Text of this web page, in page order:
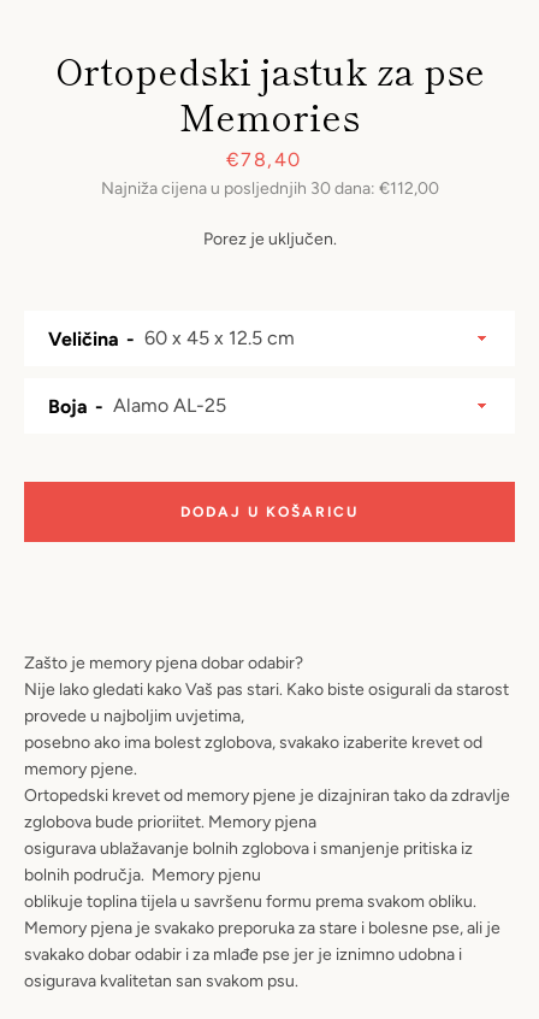
Ortopedski jastuk za pse
Memories
Prodajna
cijena
€78,40
Najniža cijena u posljednjih 30 dana: €112,00
Porez je uključen.
Zašto je memory pjena dobar odabir?
Nije lako gledati kako Vaš pas stari. Kako biste osigurali da starost
provede u najboljim uvjetima,
posebno ako ima bolest zglobova, svakako izaberite krevet od
memory pjene.
Ortopedski krevet od memory pjene je dizajniran tako da zdravlje
zglobova bude prioriitet. Memory pjena
osigurava ublažavanje bolnih zglobova i smanjenje pritiska iz
bolnih područja. Memory pjenu
oblikuje toplina tijela u savršenu formu prema svakom obliku.
Memory pjena je svakako preporuka za stare i bolesne pse, ali je
svakako dobar odabir i za mlađe pse jer je iznimno udobna i
osigurava kvalitetan san svakom psu.
Veličina
Boja
DODAJ U KOŠARICU